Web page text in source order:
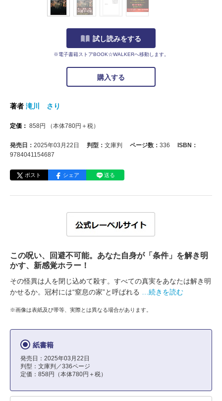
試し読みをする
※電子書籍ストアBOOK☆WALKERへ移動します。
購入する
著者 滝川 さり
定価： 858円 （本体780円＋税）
発売日： 2025年03月22日 判型： 文庫判 ページ数： 336
ISBN：
9784041154687
ポスト シェア 送る
この呪い、回避不可能。あなた自身が「条件」を解き明
かす、新感覚ホラー！
その怪異は人を閉じ込めて殺す。すべての真実をあなたは解き明
かせるか。冠村には“窒息の家”と呼ばれる
…続きを読む
※画像は表紙及び帯等、実際とは異なる場合があります。
紙書籍
発売日：2025年03月22日
判型：文庫判／336ページ
定価：858円（本体780円＋税）